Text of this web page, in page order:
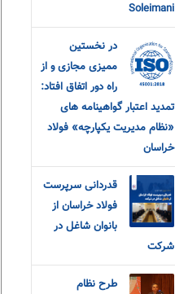
Soleimani
در نخستین
ممیزی مجازی و از
راه دور اتفاق افتاد:
تمدید اعتبار گواهینامه های
«نظام مدیریت یکپارچه» فولاد
خراسان
قدردانی سرپرست
فولاد خراسان از
بانوان شاغل در
شرکت
طرح نظام